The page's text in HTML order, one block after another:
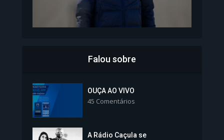
Colégios da Polícia...
Falou sobre
OUÇA AO VIVO
45 Comentários
A Rádio Caçula se